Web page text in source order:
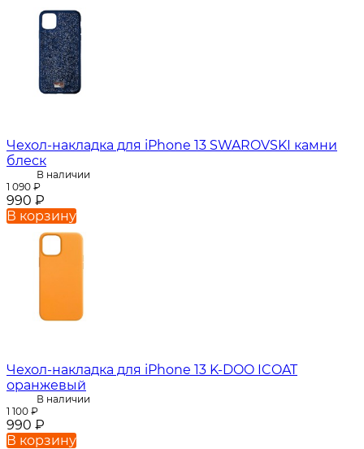
Чехол-накладка для iPhone 13 SWAROVSKI камни
блеск
В наличии
1 090 ₽
990 ₽
В корзину
Чехол-накладка для iPhone 13 K-DOO ICOAT
оранжевый
В наличии
1 100 ₽
990 ₽
В корзину